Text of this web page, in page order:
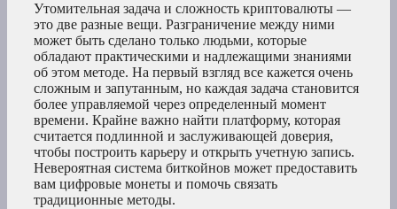
Утомительная задача и сложность криптовалюты —
это две разные вещи. Разграничение между ними
может быть сделано только людьми, которые
обладают практическими и надлежащими знаниями
об этом методе. На первый взгляд все кажется очень
сложным и запутанным, но каждая задача становится
более управляемой через определенный момент
времени. Крайне важно найти платформу, которая
считается подлинной и заслуживающей доверия,
чтобы построить карьеру и открыть учетную запись.
Невероятная система биткойнов может предоставить
вам цифровые монеты и помочь связать
традиционные методы.